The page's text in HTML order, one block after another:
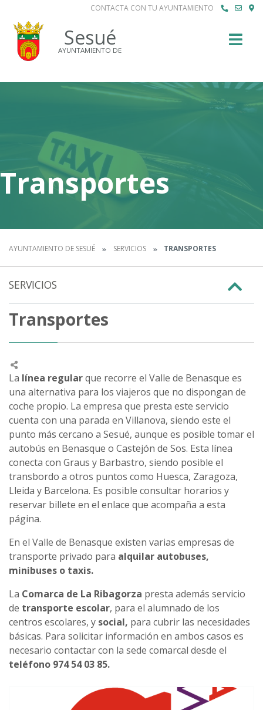
CONTACTA CON TU AYUNTAMIENTO
Sesué
AYUNTAMIENTO DE
Transportes
AYUNTAMIENTO DE SESUÉ SERVICIOS TRANSPORTES
SERVICIOS
Transportes
La línea regularque recorre el Valle de Benasque es
una alternativa para los viajeros que no dispongan de
coche propio. La empresa que presta este servicio
cuenta con una parada en Villanova, siendo este el
punto más cercano a Sesué, aunque es posible tomar el
autobús en Benasque o Castejón de Sos. Esta línea
conecta con Graus y Barbastro, siendo posible el
transbordo a otros puntos como Huesca, Zaragoza,
Lleida y Barcelona. Es posible consultar horarios y
reservar billete en el enlace que acompaña a esta
página.
En el Valle de Benasque existen varias empresas de
transporte privado para alquilar autobuses,
minibuses o taxis.
La Comarca de La Ribagorza presta además servicio
de transporte escolar, para el alumnado de los
centros escolares, y social, para cubrir las necesidades
básicas. Para solicitar información en ambos casos es
necesario contactar con la sede comarcal desde el
teléfono 974 54 03 85.